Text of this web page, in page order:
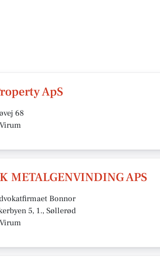
ApS
68
METALGENVINDING APS
Bonnor
5, 1., Søllerød